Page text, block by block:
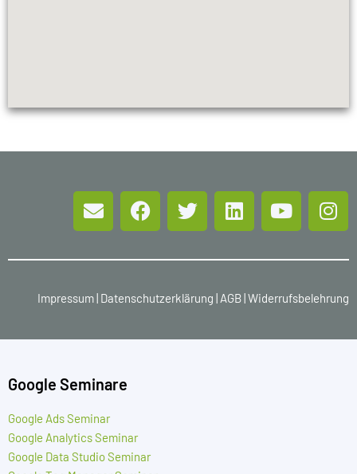
Impressum| Datenschutzerklärung | AGB|Widerrufsbelehrung
Google Seminare
Google Ads Seminar
Google Analytics Seminar
Google Data Studio Seminar